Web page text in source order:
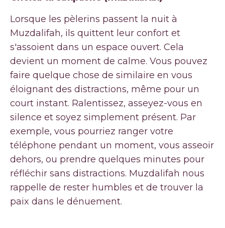
Lorsque les pèlerins passent la nuit à
Muzdalifah, ils quittent leur confort et
s'assoient dans un espace ouvert. Cela
devient un moment de calme. Vous pouvez
faire quelque chose de similaire en vous
éloignant des distractions, même pour un
court instant. Ralentissez, asseyez-vous en
silence et soyez simplement présent. Par
exemple, vous pourriez ranger votre
téléphone pendant un moment, vous asseoir
dehors, ou prendre quelques minutes pour
réfléchir sans distractions. Muzdalifah nous
rappelle de rester humbles et de trouver la
paix dans le dénuement.